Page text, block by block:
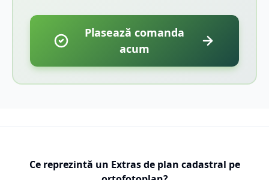
Plasează comanda
acum
Ce reprezintă un Extras de plan cadastral pe